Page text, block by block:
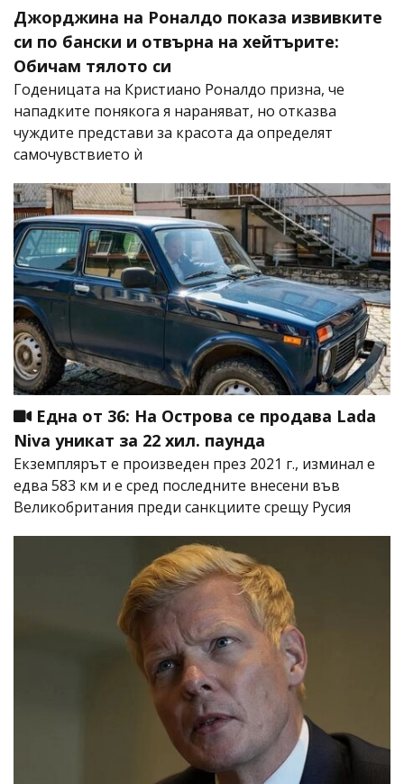
Джорджина на Роналдо показа извивките
си по бански и отвърна на хейтърите:
Обичам тялото си
Годеницата на Кристиано Роналдо призна, че
нападките понякога я нараняват, но отказва
чуждите представи за красота да определят
самочувствието ѝ
Една от 36: На Острова се продава Lada
Niva уникат за 22 хил. паунда
Екземплярът е произведен през 2021 г., изминал е
едва 583 км и е сред последните внесени във
Великобритания преди санкциите срещу Русия